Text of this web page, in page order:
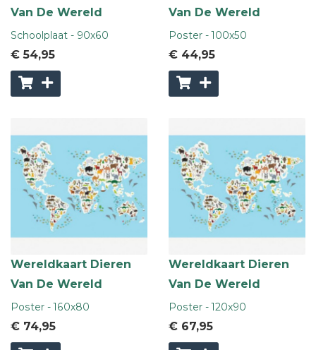
Van De Wereld
Schoolplaat - 90x60
€ 54,95
Van De Wereld
Poster - 100x50
€ 44,95
Wereldkaart Dieren
Van De Wereld
Poster - 160x80
€ 74,95
Wereldkaart Dieren
Van De Wereld
Poster - 120x90
€ 67,95